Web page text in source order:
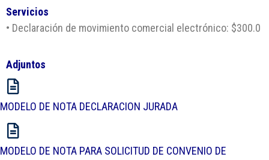
Servicios
• Declaración de movimiento comercial electrónico: $300.0
Adjuntos
MODELO DE NOTA DECLARACION JURADA
MODELO DE NOTA PARA SOLICITUD DE CONVENIO DE